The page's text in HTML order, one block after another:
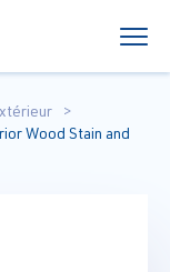
Wood Stain and